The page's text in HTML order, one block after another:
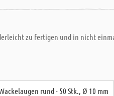
zu fertigen und in nicht
rund - 50 Stk., Ø 10 mm